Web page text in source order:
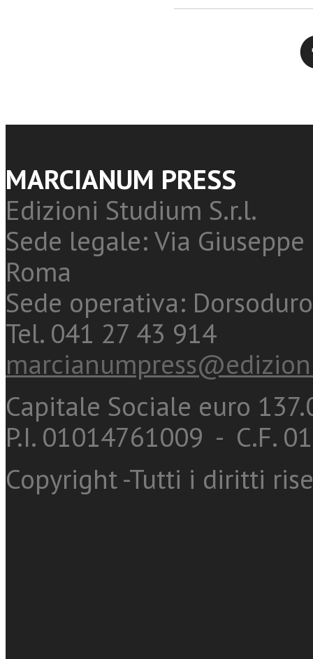
MARCIANUM PRESS
Edizioni Studium S.r.l.
Sede legale: Via
Roma
Sede operativa:
Tel. 041 27 43 914
Capitale Sociale euro
P.I. 01014761009 - C.F.
Copyright -Tutti i diritti